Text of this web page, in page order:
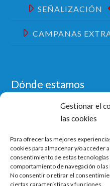
Gestionar el
las cookies
Para ofrecer las mejores
cookies para almacenar y/o acceder
consentimiento de estas
comportamiento de navegación o
No consentir o retirar el
ciertas características y funciones.
SEÑALIZACIÓN
CAMPANAS
Dónde estamos
Haz clic para
permitir